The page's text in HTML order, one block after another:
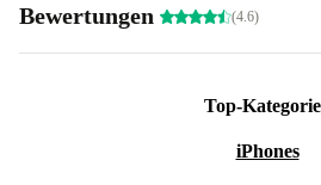
Bewertungen (4.6)
Top-
iPhones